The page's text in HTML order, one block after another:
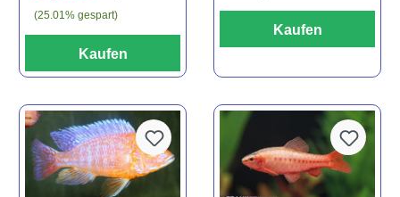
(25.01% gespart)
Kaufen
Kaufen